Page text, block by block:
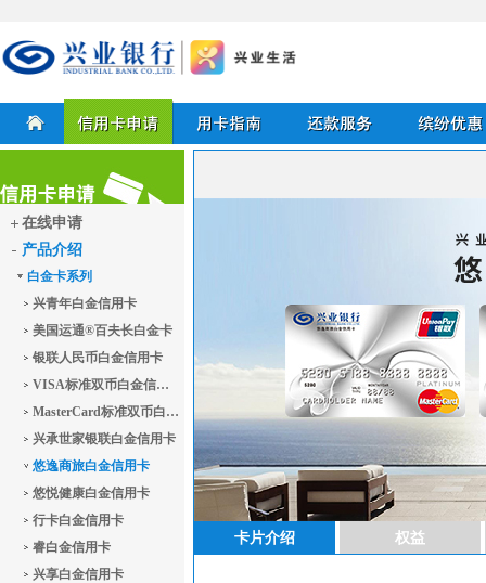
兴业银行信用卡
首页 信用卡申请 用卡指南
信用卡申请
在线申请
产品介绍
白金卡系列
兴青年白金信用卡
美国运通®百夫长白金卡
银联人民币白金信用卡
VISA标准双币白金信用卡
MasterCard标准双币白金信用卡
兴承世家银联白金信用卡
悠逸商旅白金信用卡
悠悦健康白金信用卡
行卡白金信用卡
睿白金信用卡
兴享白金信用卡
卡片介绍 权益